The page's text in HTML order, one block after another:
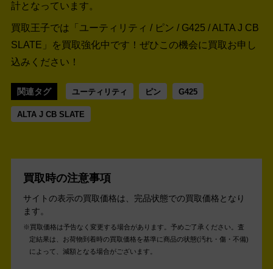
計となっています。
買取王子では「ユーティリティ / ピン / G425 / ALTA J CB
SLATE」を買取強化中です！ ぜひこの機会に買取お申し
込みください！
関連タグ ユーティリティ ピン G425
ALTA J CB SLATE
買取時の注意事項
サイトの表示の買取価格は、完品状態での買取価格となり
ます。
買取価格は予告なく変更する場合があります。予めご了承ください。 査
定結果は、お荷物到着時の買取価格を基準に商品の状態(汚れ・傷・不備)
によって、減額となる場合がございます。